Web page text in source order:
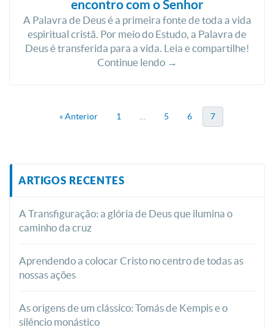
encontro com o Senhor
A Palavra de Deus é a primeira fonte de toda a vida
espiritual cristã. Por meio do Estudo, a Palavra de
Deus é transferida para a vida. Leia e compartilhe!
Continue lendo →
« Anterior 1 5 6 7
ARTIGOS RECENTES
A Transfiguração: a glória de Deus que ilumina o
caminho da cruz
Aprendendo a colocar Cristo no centro de todas as
nossas ações
As origens de um clássico: Tomás de Kempis e o
silêncio monástico